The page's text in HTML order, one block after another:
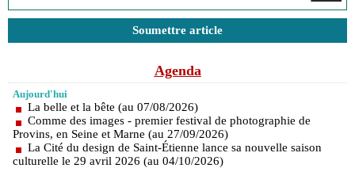
Soumettre article
Agenda
Aujourd'hui
La belle et la bête (au 07/08/2026)
Comme des images - premier festival de photographie de
Provins, en Seine et Marne (au 27/09/2026)
La Cité du design de Saint-Étienne lance sa nouvelle saison
culturelle le 29 avril 2026 (au 04/10/2026)